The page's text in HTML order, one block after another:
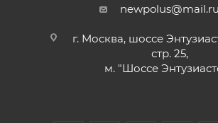
newpolus@mail.ru
г. Москва, шоссе
стр. 25,
м. "Шоссе